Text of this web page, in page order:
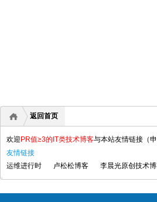
返回首页
欢迎 PR值≥3的IT类技术博客与本站友情链接（
友情链接
运维进行时
卢松松博客 李晨光原创技术